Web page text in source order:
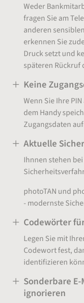
Weder
fragen Sie am
anderen
erkennen Sie
Druck setzt und
späteren Rückruf
Keine
Wenn Sie Ihre
dem Handy
Zugangsdaten
Aktuelle
Ihnnen stehen
photoTAN und
- modernste
Codewörter
Legen Sie mit
Codewort fest,
identifizieren
Sonderbare
ignorieren